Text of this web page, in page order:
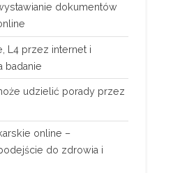
dokumentów
L4 przez internet i
badanie
udzielić porady przez
online –
do zdrowia i